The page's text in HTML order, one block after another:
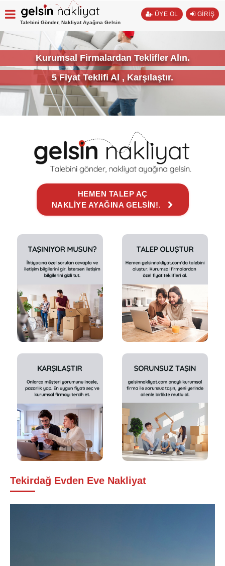
Talebini Gönder, Nakliyat Ayağına Gelsin
ÜYE OL GİRİŞ
Kurumsal Firmalardan Teklifler Alın.
5 Fiyat Teklifi Al , Karşılaştır.
HEMEN TALEP AÇ
NAKLİYE AYAĞINA GELSİN!.
Tekirdağ Evden Eve Nakliyat